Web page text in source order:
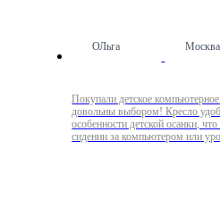
ОЛьга Москва
Покупали детское
довольны выбором! Кресло
особенности детской осанки,
сидении за компьютером или